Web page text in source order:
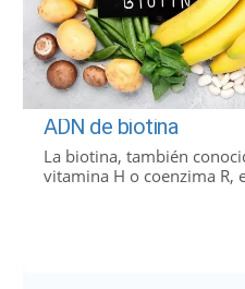
ADN de biotina
La biotina, también
vitamina H o coenzima R,